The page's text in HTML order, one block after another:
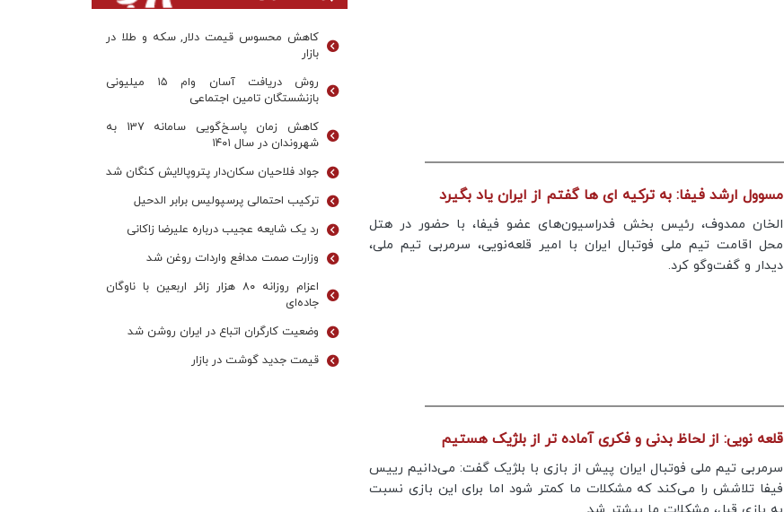
مسوول ارشد فیفا: به ترکیه ای ها گفتم از ایران یاد بگیرد
الخان ممدوف، رئیس بخش فدراسیون‌های عضو فیفا، با حضور در هتل
محل اقامت تیم ملی فوتبال ایران با امیر قلعه‌نویی، سرمربی تیم ملی،
دیدار و گفت‌وگو کرد.
قلعه نویی: از لحاظ بدنی و فکری آماده تر از بلژیک هستیم
سرمربی تیم ملی فوتبال ایران پیش از بازی با بلژیک گفت: می‌دانیم رییس
فیفا تلاشش را می‌کند که مشکلات ما کمتر شود اما برای این بازی نسبت
کاهش محسوس قیمت دلار, سکه و طلا در
بازار
روش دریافت آسان وام ۱۵ میلیونی
بازنشستگان تامین اجتماعی
کاهش زمان پاسخ‌گویی سامانه 137 به
شهروندان در سال ۱۴۰۱
جواد فلاحیان سکان‌دار پتروپالایش کنگان شد
ترکیب احتمالی پرسپولیس برابر الدحیل
رد یک شایعه عجیب درباره علیرضا زاکانی
وزارت صمت مدافع واردات روغن شد
اعزام روزانه ۸۰ هزار زائر اربعین با ناوگان
جاده‌ای
وضعیت کارگران اتباع در ایران روشن شد
قیمت جدید گوشت در بازار